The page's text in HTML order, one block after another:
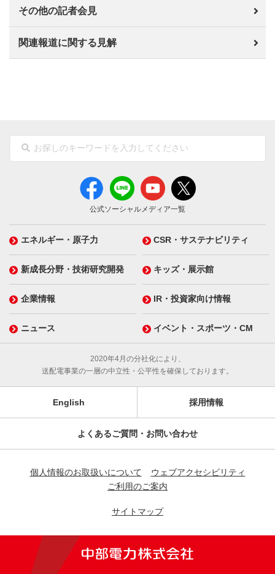
その他の記者会見
関連報道に関する見解
公式ソーシャルメディア一覧
エネルギー・原子力 CSR・サステナビリティ
新成長分野・技術研究開発 キッズ・展示館
企業情報 IR・投資家向け情報
ニュース イベント・スポーツ・CM
2020年4月の分社化により、
送配電事業の一層の中立性・公平性を確保しております。
English 採用情報
よくあるご質問・お問い合わせ
個人情報のお取扱いについて
ウェブアクセシビリティ
ご利用のご案内
サイトマップ